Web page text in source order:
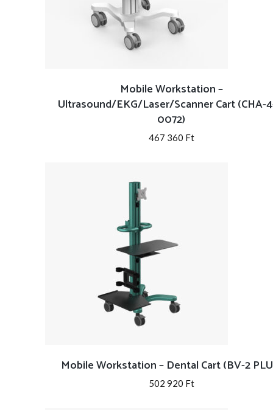
Mobile Workstation –
Ultrasound/EKG/Laser/Scanner Cart (CHA-
0072)
467 360 Ft
Mobile Workstation – Dental Cart (BV-2
502 920 Ft